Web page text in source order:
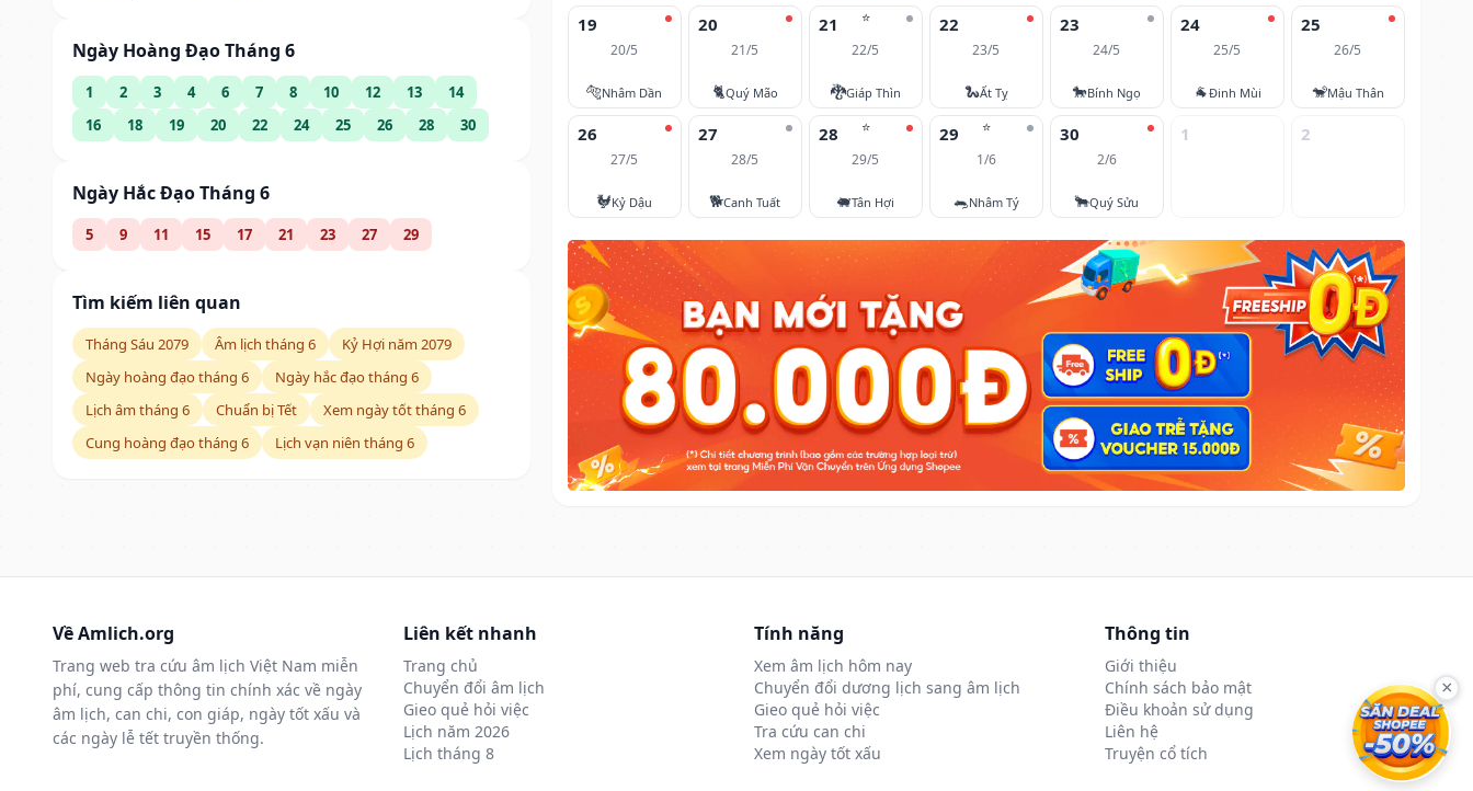
Ngày Hoàng Đạo Tháng 6
1 2 3 4 6 7 8 10 12 13
14
16
18 19 20 22 24 25 26 28 30
Ngày Hắc Đạo Tháng 6
5 9 11 15 17 21 23 27 29
Tìm kiếm liên quan
Tháng Sáu 2079 Âm lịch tháng 6
Kỷ Hợi năm 2079
Ngày hoàng đạo tháng 6
Ngày hắc đạo tháng 6
Lịch âm tháng 6
Chuẩn bị Tết
Xem ngày tốt tháng 6
Cung hoàng đạo tháng 6
Lịch vạn niên tháng 6
19
20/5
🐅Nhâm Dần
20
21/5
🐈Quý Mão
⭐
21
22/5
🐉Giáp Thìn
22
23/5
🐍Ất Tỵ
23
24/5
🐎Bính Ngọ
24
25/5
🐐Đinh Mùi
25
26/5
🐒Mậu Thân
26
27/5
🐓Kỷ Dậu
27
28/5
🐕Canh Tuất
⭐
28
29/5
🐖Tân Hợi
⭐
29
1/6
🐀Nhâm Tý
30
2/6
🐂Quý Sửu
1 2
Về Amlich.org
Trang web tra cứu âm lịch Việt Nam miễn
phí, cung cấp thông tin chính xác về ngày
âm lịch, can chi, con giáp, ngày tốt xấu và
các ngày lễ tết truyền thống.
Liên kết nhanh
Trang chủ
Chuyển đổi âm lịch
Gieo quẻ hỏi việc
Lịch năm 2026
Lịch tháng 8
Tính năng
Xem âm lịch hôm nay
Chuyển đổi dương lịch sang âm lịch
Gieo quẻ hỏi việc
Tra cứu can chi
Xem ngày tốt xấu
Thông tin
Giới thiệu
Chính sách bảo mật
Điều khoản sử dụng
Liên hệ
Truyện cổ tích
×